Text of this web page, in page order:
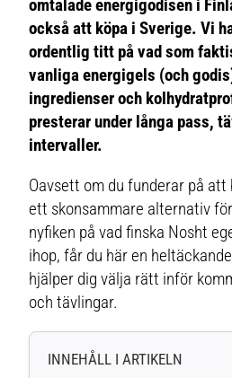
omtalade energigodisen i
också att köpa i Sverige. Vi
ordentlig titt på vad som
vanliga energigels (och
ingredienser och
presterar under långa pass,
intervaller.
Oavsett om du funderar på
ett skonsammare alternativ
nyfiken på vad finska Nosht
ihop, får du här en
hjälper dig välja rätt inför
och tävlingar.
INNEHÅLL I ARTIKELN